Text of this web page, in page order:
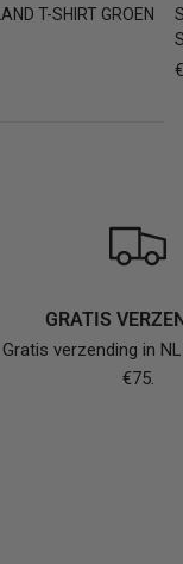
T-SHIRT GROEN
GRATIS
Gratis verzending in
€75.